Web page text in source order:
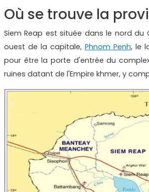
Où se trouve la
Siem Reap est située dans le nord
ouest de la capitale, Phnom Penh, le
pour être la porte d'entrée du
ruines datant de l'Empire khmer, y